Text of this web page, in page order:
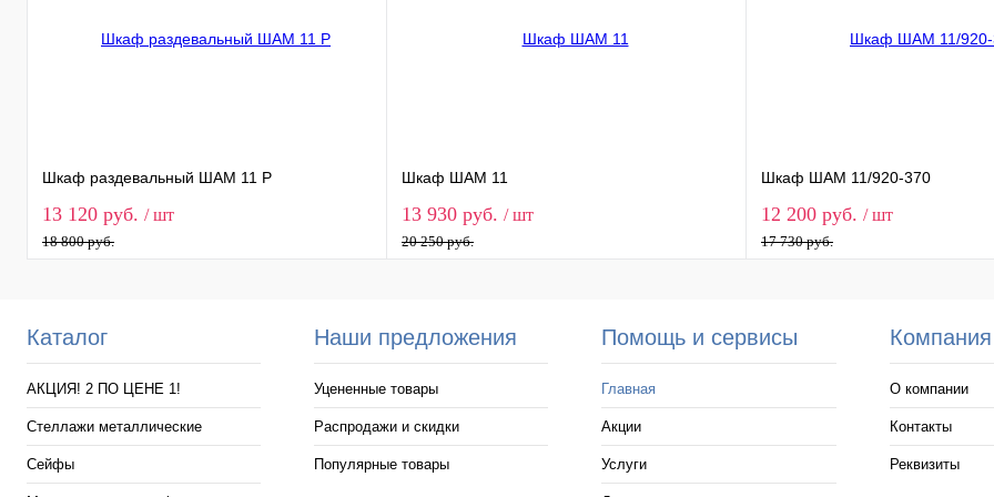
2 экр/освещ.
Шкаф раздевальный ШАМ 11 Р
13 120 руб. / шт
18 800 руб.
Шкаф ШАМ 11
13 930 руб. / шт
20 250 руб.
Шкаф ШАМ 11/920-370
12 200 руб. / шт
17 730 руб.
Каталог
АКЦИЯ! 2 ПО ЦЕНЕ 1!
Стеллажи металлические
Сейфы
Наши предложения
Уцененные товары
Распродажи и скидки
Популярные товары
Помощь и сервисы
Главная
Акции
Услуги
Компания
О компании
Контакты
Реквизиты